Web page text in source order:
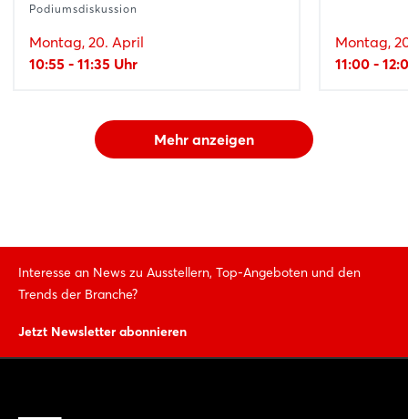
Podiumsdiskussion
Montag, 20. April
10:55 - 11:35 Uhr
Montag,
11:00 -
Mehr anzeigen
Interesse an News zu Ausstellern, Top-Angeboten und den
Trends der Branche?
Jetzt Newsletter abonnieren